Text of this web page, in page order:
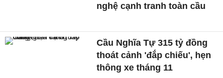
nghệ cạnh tranh toàn cầu
Cầu Nghĩa Tự 315 tỷ đồng
thoát cảnh 'đắp chiếu', hẹn
thông xe tháng 11